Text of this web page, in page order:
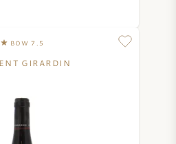
BOW 7.5
GIRARDIN